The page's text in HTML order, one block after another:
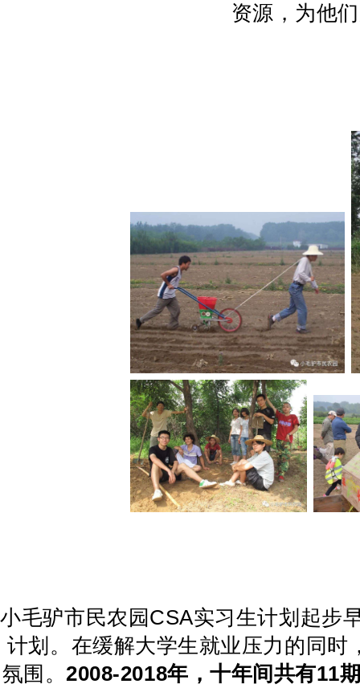
资源，为他
小毛驴市民农园CSA实习生计划起步
计划。在缓解大学生就业压力的同
氛围。2008-2018年，十年间共有11